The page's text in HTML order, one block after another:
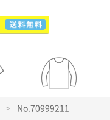
> No.70999211